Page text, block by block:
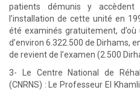
patients démunis y
l’installation de cette unité en
été examinés gratuitement,
d’environ 6.322.500 de Dirhams,
de revient de l’examen (2.500
3- Le Centre National de
(CNRNS) : Le Professeur El